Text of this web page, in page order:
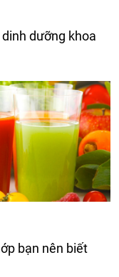
dưỡng khoa
bạn nên biết